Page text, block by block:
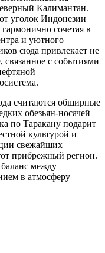
Калимантан.
уголок Индонезии
сочетая в
и уютного
сюда привлекает не
связанное с событиями
считаются обширные
обезьян-носачей
по Таракану подарит
культурой и
свежайших
прибрежный регион.
между
в атмосферу